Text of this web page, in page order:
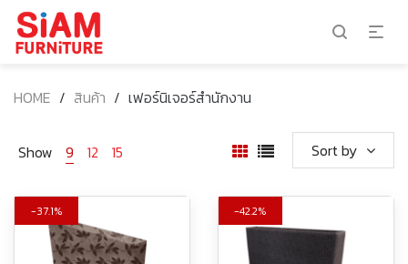
HOME / สินค้า / เฟอร์นิเจอร์สำนักงาน
Show 9 12 15 Sort by
37.1% 42.2%